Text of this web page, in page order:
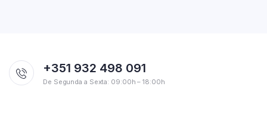
+351 932 498 091
De Segunda a Sexta: 09:00h – 18:00h